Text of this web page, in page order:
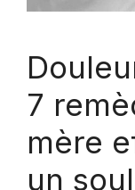
7
mère
un